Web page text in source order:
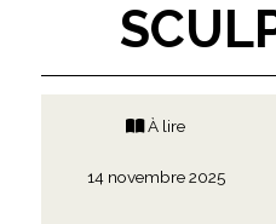
À lire
14 novembre 2025